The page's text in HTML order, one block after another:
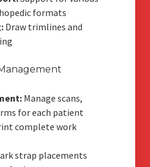
formats
Draw trimlines and
Manage scans,
for each patient
complete work
strap placements